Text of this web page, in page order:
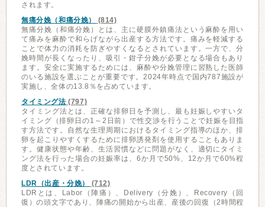
されます。
無痛分娩（和痛分娩）
(814)
無痛分娩（和痛分娩）とは、主に硬膜外鎮痛法という麻酔を用い
て痛みを麻酔で和らげながら出産する方法です。痛みを軽減する
ことで体力の消耗を防ぎやすくなるとされています。一方で、分
娩時間が長くなったり、吸引・鉗子分娩が必要となる場合もあり
ます。安全に実施するためには、麻酔や分娩管理に習熟した医師
のいる施設を選ぶことが重要です。2024年時点で国内787施設が
実施し、全体の13.8％を占めています。
タイミング法 (797)
タイミング法とは、正確な排卵日を予測し、最も妊娠しやすいタ
イミング（排卵日の1～2日前）で性交渉を行うことで妊娠を目指
す方法です。自然な生理周期におけるタイミング指導のほか、排
卵を起こりやすくするために排卵誘発剤を使用することもありま
す。健康状態や年齢、生活習慣などに問題がなく、適切にタイミ
ング法を行った場合の妊娠率は、6か月で50%、12か月で60%程
度とされています。
LDR（出産・分娩）
(712)
LDRとは、Labor（陣痛）、Delivery（分娩）、Recovery（回
復）の頭文字であり、陣痛の開始から出産、産後の回復（2時間程